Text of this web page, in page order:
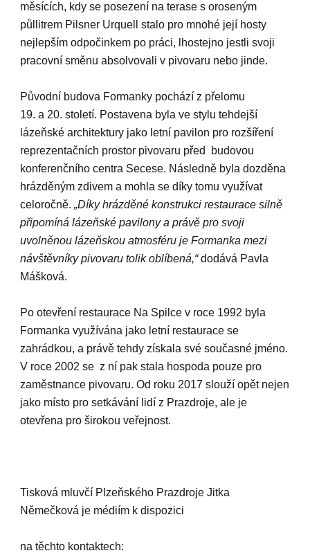
měsících, kdy se posezení na terase s oroseným
půllitrem Pilsner Urquell stalo pro mnohé její hosty
nejlepším odpočinkem po práci, lhostejno jestli svoji
pracovní směnu absolvovali v pivovaru nebo jinde.
Původní budova Formanky pochází z přelomu
19. a 20. století. Postavena byla ve stylu tehdejší
lázeňské architektury jako letní pavilon pro rozšíření
reprezentačních prostor pivovaru před budovou
konferenčního centra Secese. Následně byla dozděna
hrázděným zdivem a mohla se díky tomu využívat
celoročně.„Díky hrázděné konstrukci restaurace silně
připomíná lázeňské pavilony a právě pro svoji
uvolněnou lázeňskou atmosféru je Formanka mezi
návštěvníky pivovaru tolik oblíbená,“dodává Pavla
Mášková.
Po otevření restaurace Na Spilce v roce 1992 byla
Formanka využívána jako letní restaurace se
zahrádkou, a právě tehdy získala své současné jméno.
V roce 2002 se z ní pak stala hospoda pouze pro
zaměstnance pivovaru. Od roku 2017 slouží opět nejen
jako místo pro setkávání lidí z Prazdroje, ale je
otevřena pro širokou veřejnost.
Tisková mluvčí Plzeňského Prazdroje Jitka
Němečková je médiím k dispozici
na těchto kontaktech: